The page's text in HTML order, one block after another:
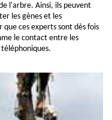
l'arbre. Ainsi, ils peuvent
les gènes et les
ces experts sont dès fois
le contact entre les